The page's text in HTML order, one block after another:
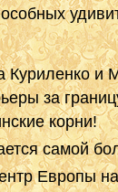
Куриленко и
за
корни!
самой
Европы